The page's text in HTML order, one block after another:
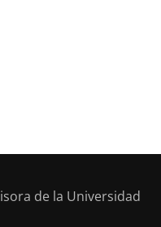
de la Universidad